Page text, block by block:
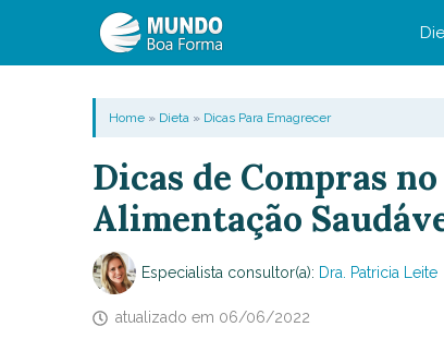
Home» Dieta» Dicas Para Emagrecer
Dicas de Compras
Alimentação
Especialista consultor(a): Dra. Patricia Leite
atualizado em 06/06/2022